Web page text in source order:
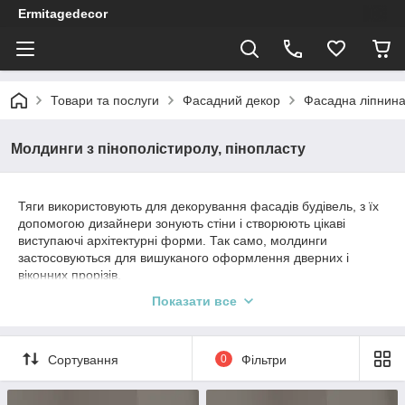
Ermitagedecor
Товари та послуги Фасадний декор Фасадна ліпнина
Молдинги з пінополістиролу, пінопласту
Тяги використовують для декорування фасадів будівель, з їх
допомогою дизайнери зонують стіни і створюють цікаві
виступаючі архітектурні форми. Так само, молдинги
застосовуються для вишуканого оформлення дверних і
віконних прорізів.
Фасадні молдинги
фасадних молдингів власного виробництва пінопласту і
пінополістиролу. Завдяки обробці спеціальним складом, тяги
володіють відмінною міцністю і стійкістю до перепадів
Показати все
Сортування 0 Фільтри